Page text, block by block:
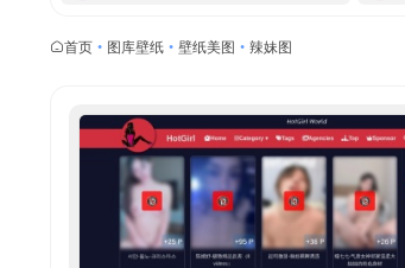
首页 • 图库壁纸 • 壁纸美图 • 辣妹图